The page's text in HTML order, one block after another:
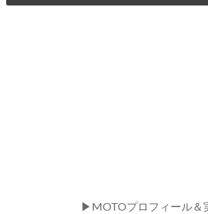
▶MOTOプロフィール＆